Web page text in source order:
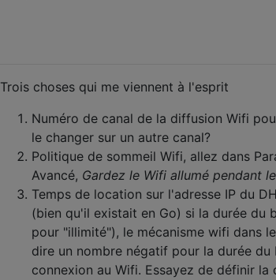
Trois choses qui me viennent à l'esprit
Numéro de canal de la diffusion Wifi
le changer sur un autre canal?
Politique de sommeil Wifi, allez dans
Avancé, Gardez le Wifi allumé pendant
Temps de location sur l'adresse IP du
(bien qu'il existait en Go) si la durée du
pour "illimité"), le mécanisme wifi dans
dire un nombre négatif pour la durée
connexion au Wifi. Essayez de définir